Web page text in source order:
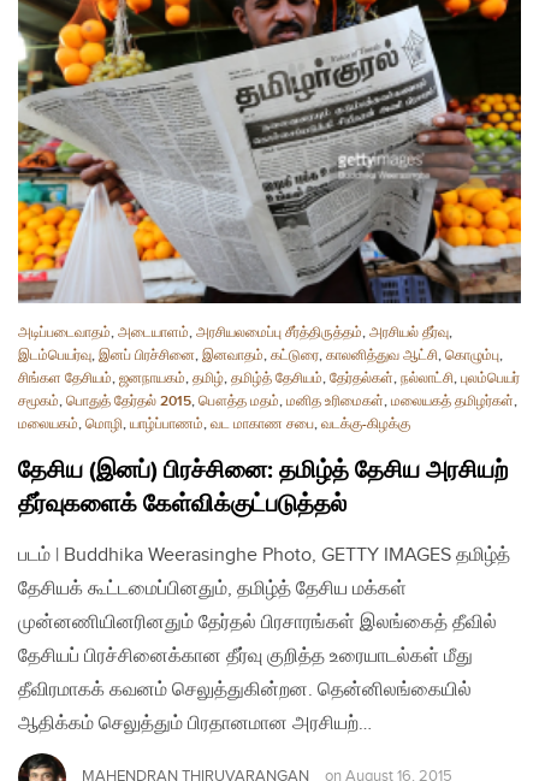
அடிப்படைவாதம், அடையாளம், அரசியலமைப்பு சீர்த்திருத்தம், அரசியல் தீர்வு,
இடம்பெயர்வு, இனப் பிரச்சினை, இனவாதம், கட்டுரை, காலனித்துவ ஆட்சி, கொழும்பு,
சிங்கள தேசியம், ஜனநாயகம், தமிழ், தமிழ்த் தேசியம், தேர்தல்கள், நல்லாட்சி, புலம்பெயர்
சமூகம், பொதுத் தேர்தல் 2015, பௌத்த மதம், மனித உரிமைகள், மலையகத் தமிழர்கள்,
மலையகம், மொழி, யாழ்ப்பாணம், வட மாகாண சபை, வடக்கு-கிழக்கு
தேசிய (இனப்) பிரச்சினை: தமிழ்த் தேசிய அரசியற்
தீர்வுகளைக் கேள்விக்குட்படுத்தல்
படம் | Buddhika Weerasinghe Photo, GETTY IMAGES தமிழ்த்
தேசியக் கூட்டமைப்பினதும், தமிழ்த் தேசிய மக்கள்
முன்னணியினரினதும் தேர்தல் பிரசாரங்கள் இலங்கைத் தீவில்
தேசியப் பிரச்சினைக்கான தீர்வு குறித்த உரையாடல்கள் மீது
தீவிரமாகக் கவனம் செலுத்துகின்றன. தென்னிலங்கையில்
ஆதிக்கம் செலுத்தும் பிரதானமான அரசியற்…
MAHENDRAN THIRUVARANGAN on August 16, 2015